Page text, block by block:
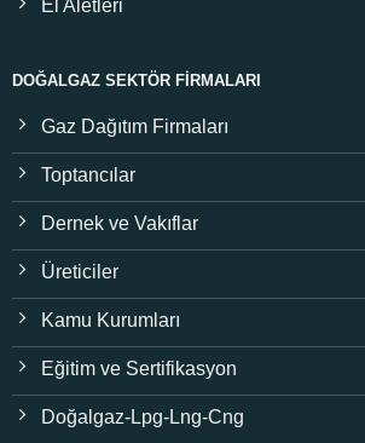
El Aletleri
DOĞALGAZ SEKTÖR FIRMALARI
Gaz Dağıtım Firmaları
Toptancılar
Dernek ve Vakıflar
Üreticiler
Kamu Kurumları
Eğitim ve Sertifikasyon
Doğalgaz-Lpg-Lng-Cng